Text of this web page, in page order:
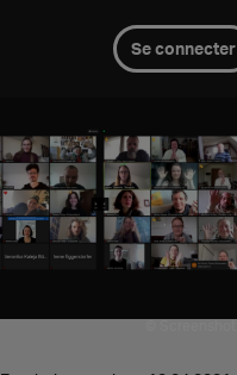
Se connecter